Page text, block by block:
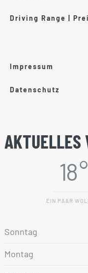
Driving Range |
Impressum
Datenschutz
AKTUELLES
18 °
EIN PAAR
Sonntag
Montag